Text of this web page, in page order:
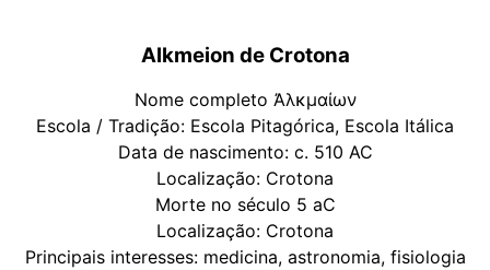
Alkmeion de Crotona
Nome completo Ἀλκμαίων
Escola / Tradição: Escola Pitagórica, Escola Itálica
Data de nascimento: c. 510 AC
Localização: Crotona
Morte no século 5 aC
Localização: Crotona
Principais interesses: medicina, astronomia, fisiologia